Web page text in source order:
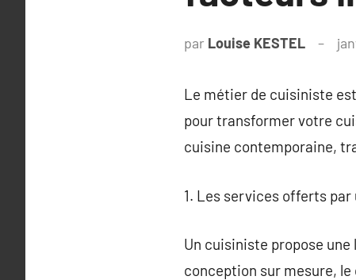
par Louise KESTEL
Le métier de cuisiniste
pour transformer votre
cuisine contemporaine,
1. Les services offerts
Un cuisiniste propose
conception sur mesure,